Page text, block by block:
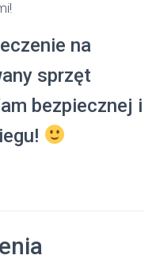
na
sprzęt
bezpiecznej i